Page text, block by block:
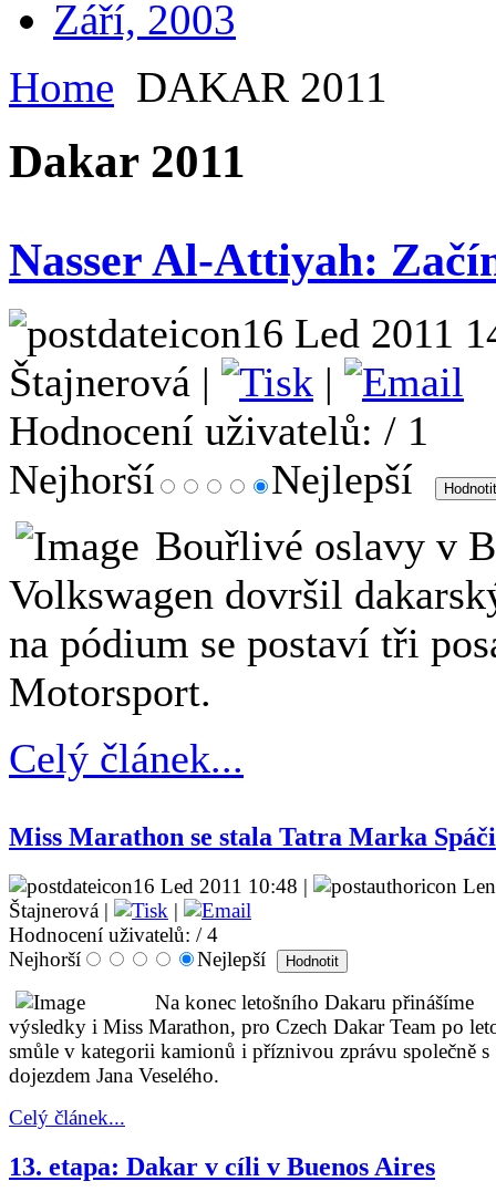
Září, 2003
Home DAKAR 2011
Dakar 2011
Nasser Al-Attiyah:
16 Led 2011
Štajnerová |
|
Hodnocení uživatelů: / 1
Nejhorší
Nejlepší
Bouřlivé oslavy v
Volkswagen dovršil
na pódium se postaví tři
Motorsport.
Celý článek...
Miss Marathon se stala Tatra Marka
16 Led 2011 10:48 |
Štajnerová |
|
Hodnocení uživatelů: / 4
Nejhorší
Nejlepší
Na konec letošního Dakaru přinášíme
výsledky i Miss Marathon, pro Czech Dakar Team po
smůle v kategorii kamionů i příznivou zprávu společně s
dojezdem Jana Veselého.
Celý článek...
13. etapa: Dakar v cíli v Buenos Aires